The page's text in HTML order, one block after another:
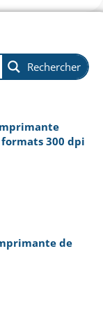
Rechercher
300 dpi
de